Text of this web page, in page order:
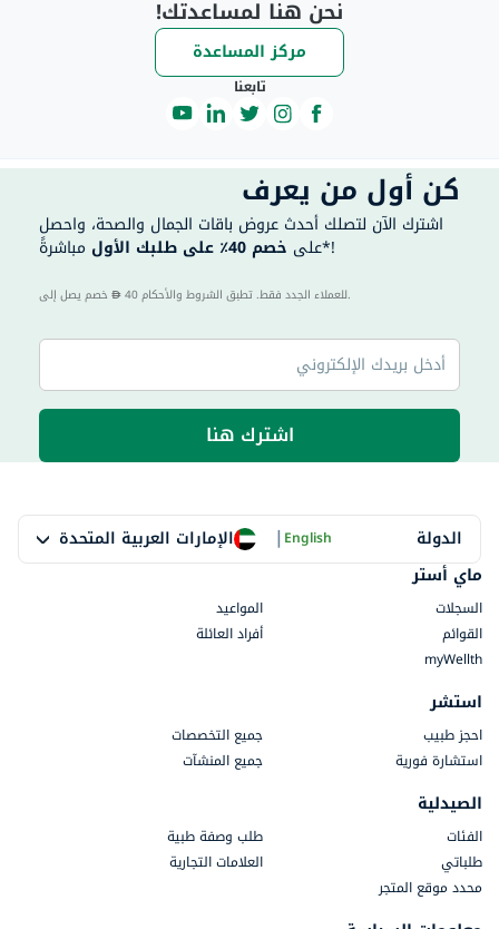
نحن هنا لمساعدتك!
مركز المساعدة
تابعنا
كن أول من يعرف
اشترك الآن لتصلك أحدث عروض باقات الجمال والصحة، واحصل
على خصم 40٪ على طلبك الأول مباشرةً*!
40 للعملاء الجدد فقط. تطبق الشروط والأحكام.
اشترك هنا
الدولة الإمارات العربية المتحدة |English
ماي أستر
السجلات
المواعيد
القوائم
أفراد العائلة
myWellth
استشر
احجز طبيب
جميع التخصصات
استشارة فورية
جميع المنشآت
الصيدلية
الفئات
طلب وصفة طبية
طلباتي
العلامات التجارية
محدد موقع المتجر